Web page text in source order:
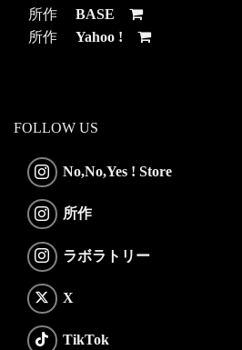
所作 BASE
所作 Yahoo !
FOLLOW US
No,No,Yes ! Store
所作
ラボラトリー
X
TikTok